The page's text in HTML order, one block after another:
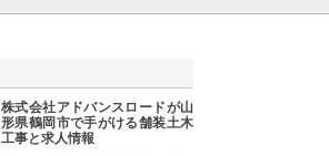
株式会社アドバンスロードが山
形県鶴岡市で手がける舗装土木
工事と求人情報